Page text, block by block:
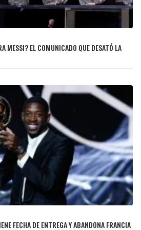
MESSI? EL COMUNICADO QUE DESATÓ LA
FECHA DE ENTREGA Y ABANDONA FRANCIA